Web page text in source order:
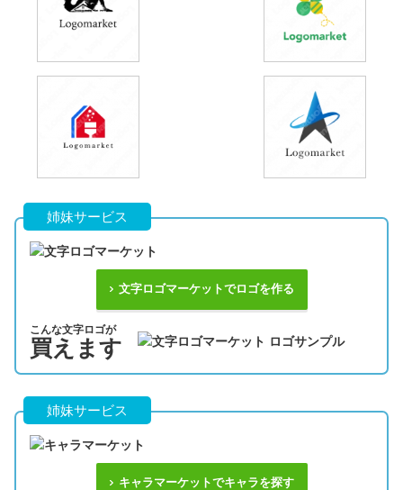
姉妹サービス
文字ロゴマーケットでロゴを作る
こんな文字ロゴが
買えます
姉妹サービス
キャラマーケットでキャラを探す